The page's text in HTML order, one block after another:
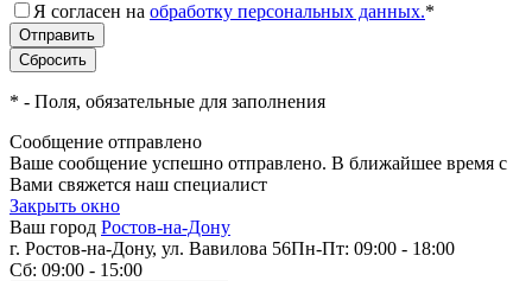
Я согласен на обработку персональных данных.*
* - Поля, обязательные для заполнения
Сообщение отправлено
Ваше сообщение успешно отправлено. В ближайшее время с
Вами свяжется наш специалист
Закрыть окно
Ваш город Ростов-на-Дону
г. Ростов-на-Дону, ул. Вавилова 56Пн-Пт: 09:00 - 18:00
Сб: 09:00 - 15:00